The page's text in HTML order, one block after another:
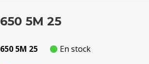
650 5M 25
650 5M 25 En stock